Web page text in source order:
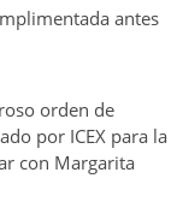
antes
orden de
por ICEX para la
con Margarita